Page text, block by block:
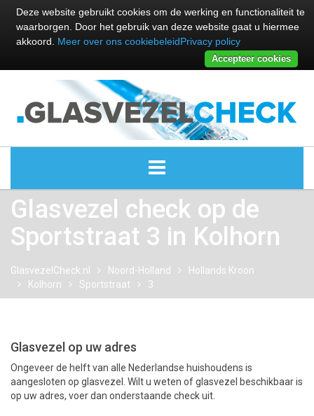
ALLE GLASVEZEL PROVIDERS
GLASVEZEL PROVIDERS
KABEL INTERNET PROVIDERS
PAKKETTEN
Glasvezel check op de
Sportstraat 3 in Kolhorn
GlasvezelCheck.nl Noord-Holland
Hollands Kroon
Kolhorn
Sportstraat 3
Glasvezel op uw adres
Ongeveer de helft van alle Nederlandse huishoudens is
aangesloten op glasvezel. Wilt u weten of glasvezel beschikbaar is
op uw adres, voer dan onderstaande check uit.
Deze website gebruikt cookies om de werking en functionaliteit te
waarborgen. Door het gebruik van deze website gaat u hiermee
akkoord. Meer over ons cookiebeleidPrivacy policy
Accepteer cookies